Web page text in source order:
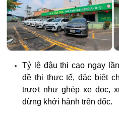
Tỷ lệ đậu thi cao ngay
đề thi thực tế, đặc biệt
trượt như ghép xe dọc,
dừng khởi hành trên dốc.